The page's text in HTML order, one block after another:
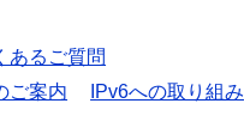
あるご質問
ご案内
IPv6への取り組み